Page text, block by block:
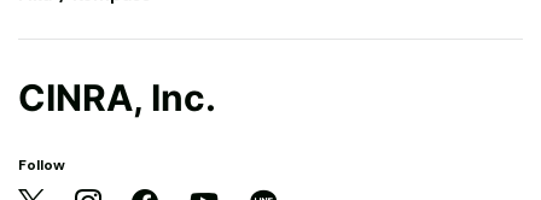
CINRA, Inc.
Follow